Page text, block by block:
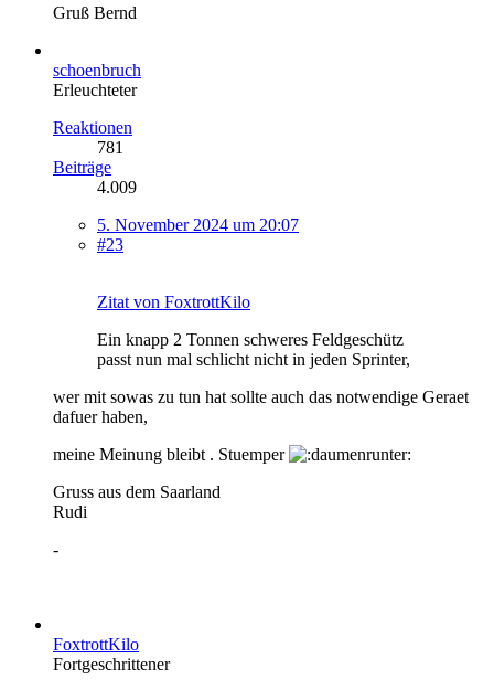
Gruß Bernd
schoenbruch
Erleuchteter
Reaktionen
781
Beiträge
4.009
5. November 2024 um 20:07
#23
Zitat von FoxtrottKilo
Ein knapp 2 Tonnen schweres Feldgeschütz
passt nun mal schlicht nicht in jeden Sprinter,
wer mit sowas zu tun hat sollte auch das notwendige Geraet
dafuer haben,
meine Meinung bleibt . Stuemper
Gruss aus dem Saarland
Rudi
-
FoxtrottKilo
Fortgeschrittener